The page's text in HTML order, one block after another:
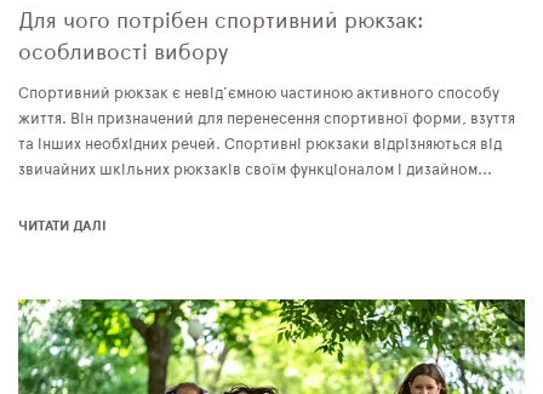
Для чого потрібен спортивний рюкзак:
особливості вибору
Спортивний рюкзак є невід'ємною частиною активного способу
життя. Він призначений для перенесення спортивної форми, взуття
та інших необхідних речей. Спортивні рюкзаки відрізняються від
звичайних шкільних рюкзаків своїм функціоналом і дизайном...
ЧИТАТИ ДАЛІ